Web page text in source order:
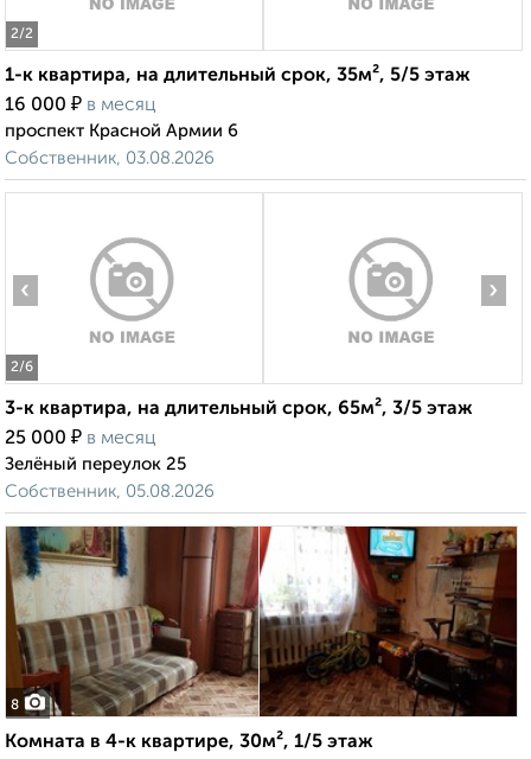
2/2
1-к квартира, на длительный срок, 35м², 5/5 этаж
16 000 ₽ в месяц
проспект Красной Армии 6
Собственник, 03.08.2026
2/6
‹ ›
3-к квартира, на длительный срок, 65м², 3/5 этаж
25 000 ₽ в месяц
Зелёный переулок 25
Собственник, 05.08.2026
8
Комната в 4-к квартире, 30м², 1/5 этаж